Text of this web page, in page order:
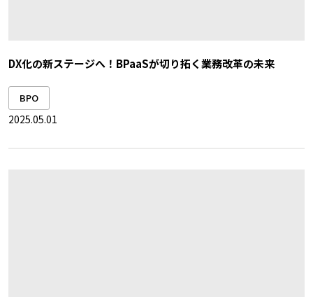
DX化の新ステージへ！BPaaSが切り拓く業務改革の未来
BPO
2025.05.01